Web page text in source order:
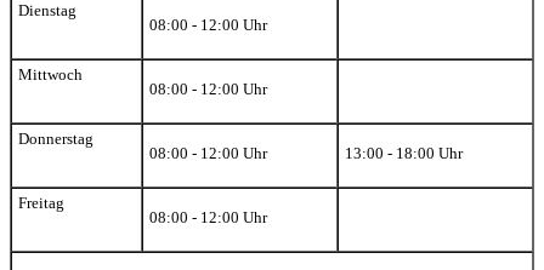
Dienstag
08:00 - 12:00 Uhr
Mittwoch
08:00 - 12:00 Uhr
Donnerstag
08:00 - 12:00 Uhr
13:00 - 18:00 Uhr
Freitag
08:00 - 12:00 Uhr